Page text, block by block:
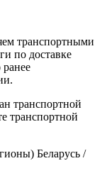
транспортными
по доставке
ранее
транспортной
транспортной
Беларусь /